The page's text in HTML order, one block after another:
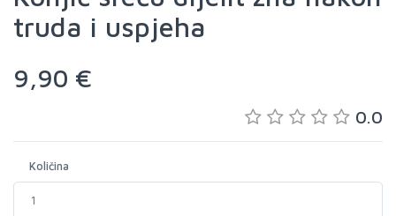
truda i uspjeha
9,90 €
0.0
Količina